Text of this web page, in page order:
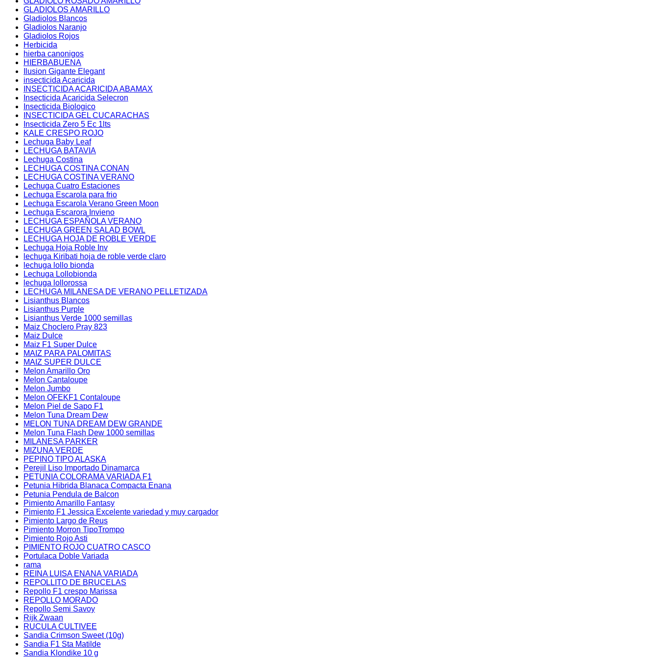
GLADIOLOS AMARILLO
Gladiolos Blancos
Gladiolos Naranjo
Gladiolos Rojos
Herbicida
hierba canonigos
HIERBABUENA
Ilusion Gigante Elegant
insecticida Acaricida
INSECTICIDA ACARICIDA ABAMAX
Insecticida Acaricida Selecron
Insecticida Biologico
INSECTICIDA GEL CUCARACHAS
Insecticida Zero 5 Ec 1lts
KALE CRESPO ROJO
Lechuga Baby Leaf
LECHUGA BATAVIA
Lechuga Costina
LECHUGA COSTINA CONAN
LECHUGA COSTINA VERANO
Lechuga Cuatro Estaciones
Lechuga Escarola para frio
Lechuga Escarola Verano Green Moon
Lechuga Escarora Invieno
LECHUGA ESPAÑOLA VERANO
LECHUGA GREEN SALAD BOWL
LECHUGA HOJA DE ROBLE VERDE
Lechuga Hoja Roble Inv
lechuga Kiribati hoja de roble verde claro
lechuga lollo bionda
Lechuga Lollobionda
lechuga lollorossa
LECHUGA MILANESA DE VERANO PELLETIZADA
Lisianthus Blancos
Lisianthus Purple
Lisianthus Verde 1000 semillas
Maiz Choclero Pray 823
Maiz Dulce
Maiz F1 Super Dulce
MAIZ PARA PALOMITAS
MAIZ SUPER DULCE
Melon Amarillo Oro
Melon Cantaloupe
Melon Jumbo
Melon OFEKF1 Contaloupe
Melon Piel de Sapo F1
Melon Tuna Dream Dew
MELON TUNA DREAM DEW GRANDE
Melon Tuna Flash Dew 1000 semillas
MILANESA PARKER
MIZUNA VERDE
PEPINO TIPO ALASKA
Perejil Liso Importado Dinamarca
PETUNIA COLORAMA VARIADA F1
Petunia Hibrida Blanaca Compacta Enana
Petunia Pendula de Balcon
Pimiento Amarillo Fantasy
Pimiento F1 Jessica Excelente variedad y muy cargador
Pimiento Largo de Reus
Pimiento Morron TipoTrompo
Pimiento Rojo Asti
PIMIENTO ROJO CUATRO CASCO
Portulaca Doble Variada
rama
REINA LUISA ENANA VARIADA
REPOLLITO DE BRUCELAS
Repollo F1 crespo Marissa
REPOLLO MORADO
Repollo Semi Savoy
Rijk Zwaan
RUCULA CULTIVEE
Sandia Crimson Sweet (10g)
Sandia F1 Sta Matilde
Sandia Klondike 10 g